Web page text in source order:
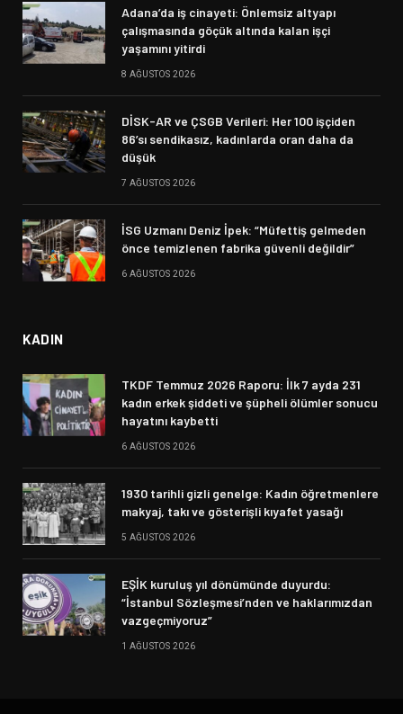
Adana’da iş cinayeti: Önlemsiz altyapı
çalışmasında göçük altında kalan işçi
yaşamını yitirdi
8 AĞUSTOS 2026
DİSK-AR ve ÇSGB Verileri: Her 100 işçiden
86’sı sendikasız, kadınlarda oran daha da
düşük
7 AĞUSTOS 2026
İSG Uzmanı Deniz İpek: “Müfettiş gelmeden
önce temizlenen fabrika güvenli değildir”
6 AĞUSTOS 2026
KADIN
TKDF Temmuz 2026 Raporu: İlk 7 ayda 231
kadın erkek şiddeti ve şüpheli ölümler sonucu
hayatını kaybetti
6 AĞUSTOS 2026
1930 tarihli gizli genelge: Kadın öğretmenlere
makyaj, takı ve gösterişli kıyafet yasağı
5 AĞUSTOS 2026
EŞİK kuruluş yıl dönümünde duyurdu:
“İstanbul Sözleşmesi’nden ve haklarımızdan
vazgeçmiyoruz”
1 AĞUSTOS 2026